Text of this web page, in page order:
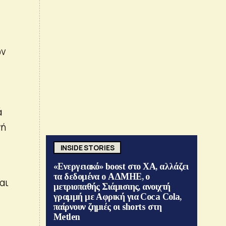
INSIDE STORIES
«Ενεργειακό» boost στο ΧΑ, αλλάζει
τα δεδομένα ο ΑΔΜΗΕ, ο
μετριοπαθής Σιάμισιης, ανοιχτή
γραμμή με Αφρική για Coca Cola,
παίρνουν ζημιές οι shorts στη
Metlen